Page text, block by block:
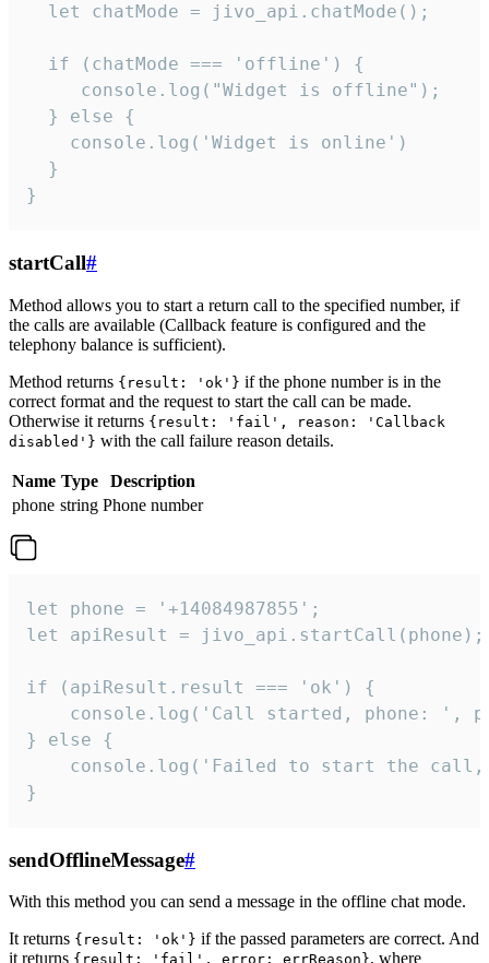
  let chatMode = jivo_api.chatMode();
  if (chatMode === 'offline') {
     console.log("Widget is offline");
  } else {
    console.log('Widget is online')
  }
}
startCall#
Method allows you to start a return call to the specified number, if
the calls are available (Callback feature is configured and the
telephony balance is sufficient).
Method returns {result: 'ok'} if the phone number is in the
correct format and the request to start the call can be made.
Otherwise it returns {result: 'fail', reason: 'Callback
disabled'} with the call failure reason details.
Name Type
Description
phone string Phone number
let phone = '+14084987855';
let apiResult = jivo_api.startCall(phone);
if (apiResult.result === 'ok') {
console.log('Call started, phone: ',
} else {
console.log('Failed to start the
}
sendOfflineMessage#
With this method you can send a message in the offline chat mode.
It returns {result: 'ok'} if the passed parameters are correct. And
it returns {result: 'fail', error: errReason}, where